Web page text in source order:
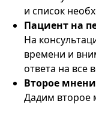
и список
Пациент на
На
времени и
ответа на все
Второе
Дадим второе